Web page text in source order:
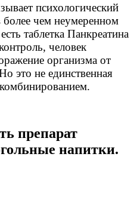
психологический
чем неумеренном
таблетка Панкреатина
человек
организма от
это не единственная
препарат
напитки.